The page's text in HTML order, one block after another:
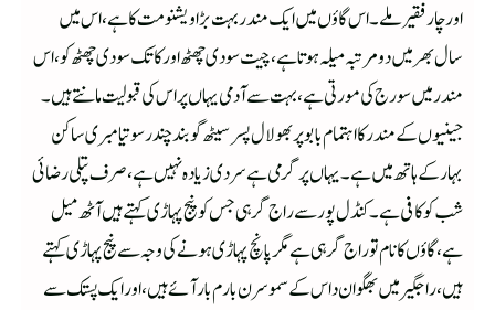
اور چار فقیر ملے۔اس گاؤں میں ایک مندر بہت بڑا ویشنو مت کا ہے،اس میں
سال بھر میں دومرتبہ میلہ ہوتا ہے،چیت سودی چھٹھ اور کاتک سودی چھٹھ کو،اس
مندر میں سورج کی مورتی ہے،بہت سے آدمی یہاں پر اس کی قبولیت مانتے ہیں۔
جینیوں کے مندر کا اہتمام بابو پربھو لال پسر سیٹھ گوبند چندرسوتیامبری ساکن
بہار کے ہاتھ میں ہے۔یہاں پر گرمی ہے سردی زیادہ نہیں ہے،صرف پتلی رضائی
شب کو کافی ہے۔کنڈل پور سے راج گرہی جس کو پنج پہاڑی کہتے ہیں آٹھ میل
ہے،گاؤں کا نام تو راج گرہی ہے مگر پانچ پہاڑی ہونے کی وجہ سے پنج پہاڑی کہتے
ہیں، راجگیر میں بھگوان داس کے سموسرن بارم بار آئے ہیں،اور ایک پستک سے